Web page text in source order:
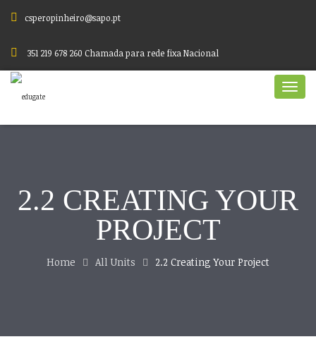
csperopinheiro@sapo.pt
351 219 678 260 Chamada para rede fixa Nacional
2.2 CREATING YOUR
PROJECT
Home All Units 2.2 Creating Your Project